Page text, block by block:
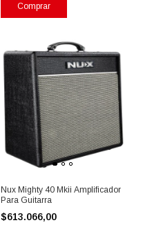
Comprar
Nux Mighty 40 Mkii Amplificador
Para Guitarra
$613.066,00